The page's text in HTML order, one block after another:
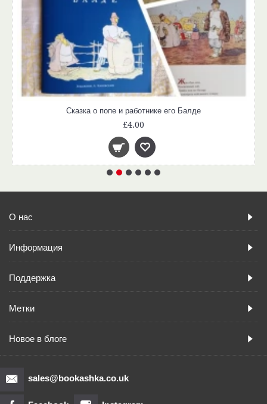
Сказка о попе и работнике его Балде
£4.00
О нас
Информация
Поддержка
Метки
Новое в блоге
sales@bookashka.co.uk